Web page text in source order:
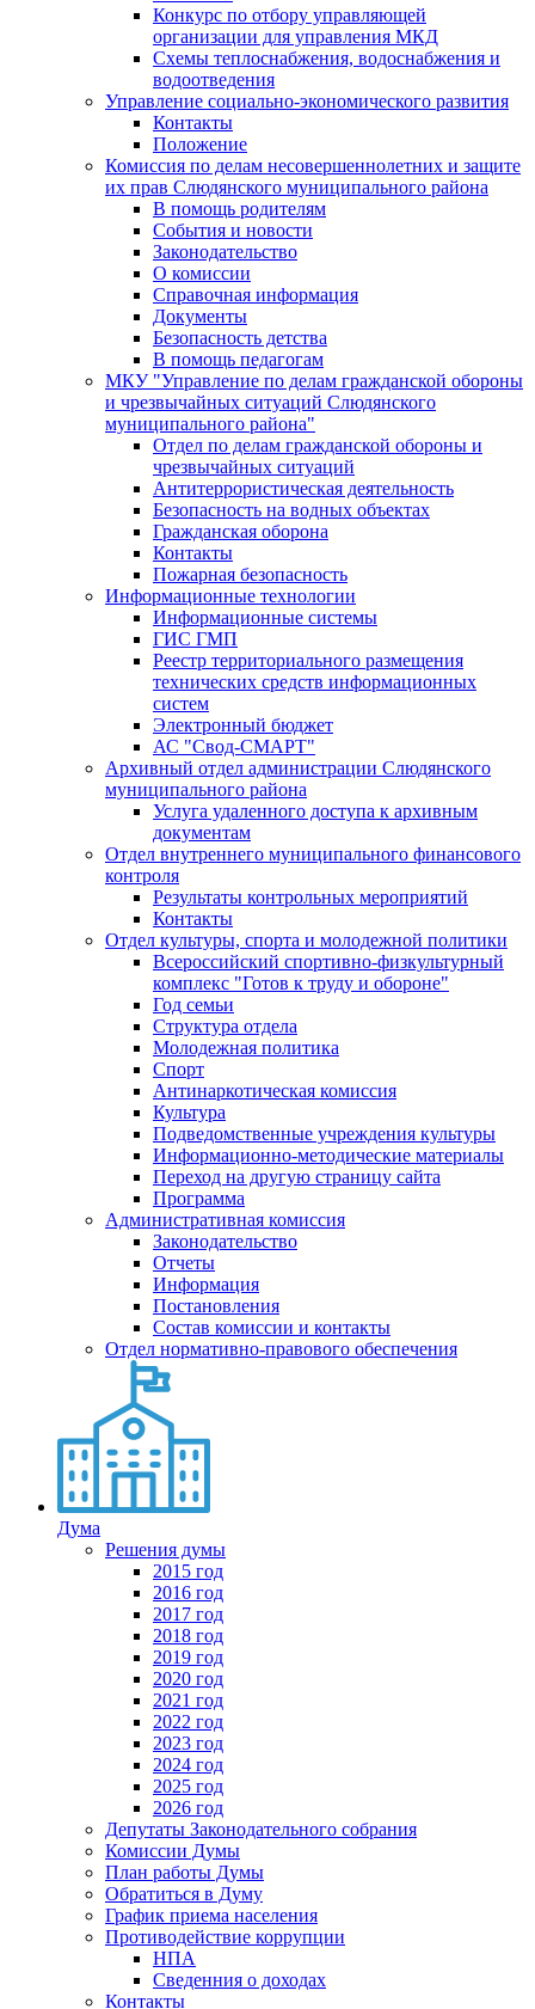
Конкурс по отбору управляющей
организации для управления МКД
Схемы теплоснабжения, водоснабжения и
водоотведения
Управление социально-экономического развития
Контакты
Положение
Комиссия по делам несовершеннолетних и защите
их прав Слюдянского муниципального района
В помощь родителям
События и новости
Законодательство
О комиссии
Справочная информация
Документы
Безопасность детства
В помощь педагогам
МКУ "Управление по делам гражданской обороны
и чрезвычайных ситуаций Слюдянского
муниципального района"
Отдел по делам гражданской обороны и
чрезвычайных ситуаций
Антитеррористическая деятельность
Безопасность на водных объектах
Гражданская оборона
Контакты
Пожарная безопасность
Информационные технологии
Информационные системы
ГИС ГМП
Реестр территориального размещения
технических средств информационных
систем
Электронный бюджет
АС "Свод-СМАРТ"
Архивный отдел администрации Слюдянского
муниципального района
Услуга удаленного доступа к архивным
документам
Отдел внутреннего муниципального финансового
контроля
Результаты контрольных мероприятий
Контакты
Отдел культуры, спорта и молодежной политики
Всероссийский спортивно-физкультурный
комплекс "Готов к труду и обороне"
Год семьи
Структура отдела
Молодежная политика
Спорт
Антинаркотическая комиссия
Культура
Подведомственные учреждения культуры
Информационно-методические материалы
Переход на другую страницу сайта
Программа
Административная комиссия
Законодательство
Отчеты
Информация
Постановления
Состав комиссии и контакты
Отдел нормативно-правового обеспечения
Дума
Решения думы
2015 год
2016 год
2017 год
2018 год
2019 год
2020 год
2021 год
2022 год
2023 год
2024 год
2025 год
2026 год
Депутаты Законодательного собрания
Комиссии Думы
План работы Думы
Обратиться в Думу
График приема населения
Противодействие коррупции
НПА
Сведенния о доходах
Контакты